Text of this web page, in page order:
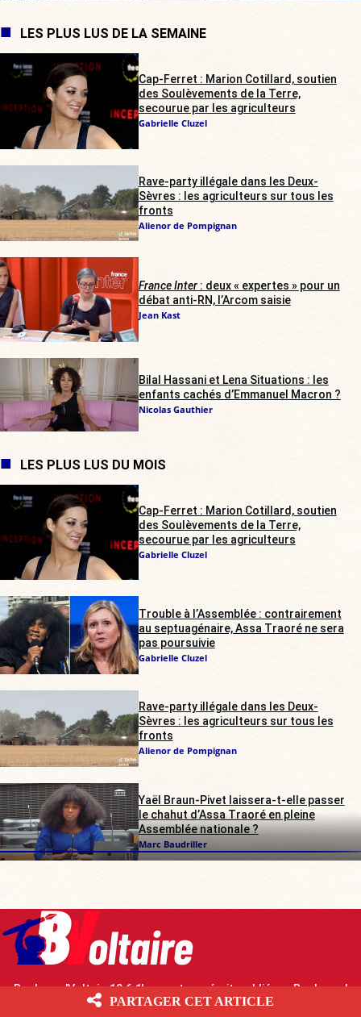
LES PLUS LUS DE LA SEMAINE
Cap-Ferret : Marion Cotillard, soutien
des Soulèvements de la Terre,
secourue par les agriculteurs
Gabrielle Cluzel
Rave-party illégale dans les Deux-
Sèvres : les agriculteurs sur tous les
fronts
Alienor de Pompignan
France Inter: deux « expertes » pour un
débat anti-RN, l’Arcom saisie
Jean Kast
Bilal Hassani et Lena Situations : les
enfants cachés d’Emmanuel Macron ?
Nicolas Gauthier
LES PLUS LUS DU MOIS
Cap-Ferret : Marion Cotillard, soutien
des Soulèvements de la Terre,
secourue par les agriculteurs
Gabrielle Cluzel
Trouble à l’Assemblée : contrairement
au septuagénaire, Assa Traoré ne sera
pas poursuivie
Gabrielle Cluzel
Rave-party illégale dans les Deux-
Sèvres : les agriculteurs sur tous les
fronts
Alienor de Pompignan
Yaël Braun-Pivet laissera-t-elle passer
le chahut d’Assa Traoré en pleine
Assemblée nationale ?
Marc Baudriller
Boulevard Voltaire 10.6.1 Les contenus écrits publiés par Boulevard
Voltaire sont mis à disposition selon les termes de la Licence Creative
PARTAGER CET ARTICLE